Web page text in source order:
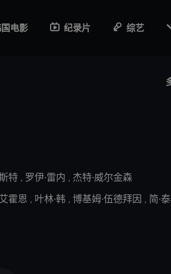
电影 纪录片 综艺
特 , 罗伊·雷内 , 杰特·威尔金森
霍恩 , 叶林·韩 , 博基姆·伍德拜因 , 简·